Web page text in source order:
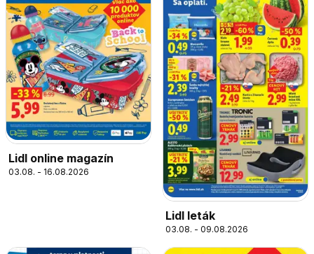
Lidl online magazín
03.08. - 16.08.2026
Lidl leták
03.08. - 09.08.2026